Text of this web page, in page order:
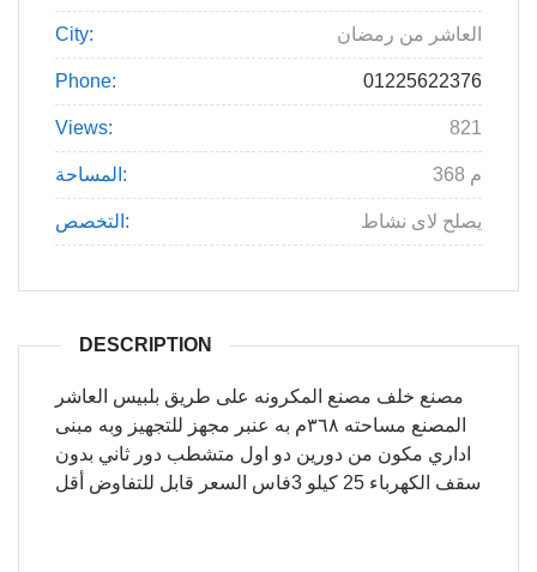
City: العاشر من رمضان
Phone: 01225622376
Views: 821
المساحة: 368 م
التخصص: يصلح لاى نشاط
DESCRIPTION
مصنع خلف مصنع المكرونه على طريق بلبيس العاشر
المصنع مساحته ٣٦٨م به عنبر مجهز للتجهيز وبه مبنى
اداري مكون من دورين دو اول متشطب دور ثاني بدون
سقف الكهرباء 25 كيلو 3فاس السعر قابل للتفاوض أقل